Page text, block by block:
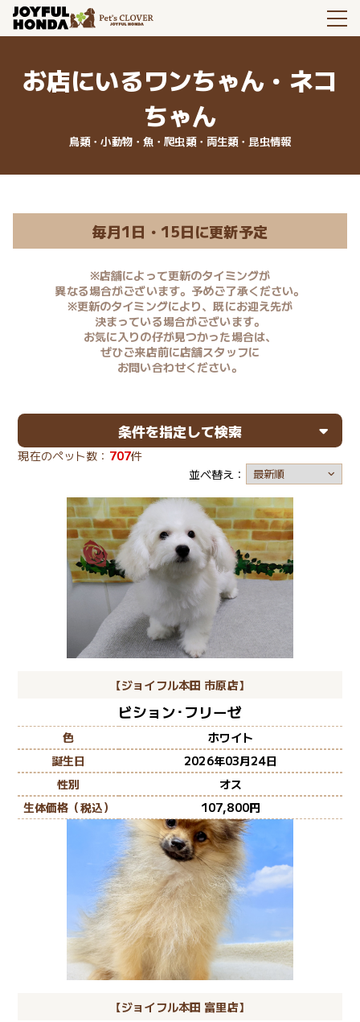
お店にいるワンちゃん・ネコ
ちゃん
鳥類・小動物・魚・爬虫類・両生類・昆虫情報
毎月1日・15日に更新予定
※店舗によって更新のタイミングが
異なる場合がございます。予めご了承ください。
※更新のタイミングにより、既にお迎え先が
決まっている場合がございます。
お気に入りの仔が見つかった場合は、
ぜひご来店前に店舗スタッフに
お問い合わせください。
条件を指定して検索
現在のペット数： 707件
並べ替え：
【ジョイフル本田 市原店】
ビション･フリーゼ
色
ホワイト
誕生日
2026年03月24日
性別
オス
生体価格（税込）
107,800
【ジョイフル本田 富里店】